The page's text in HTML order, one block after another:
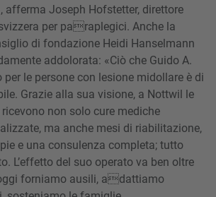
afferma Joseph Hofstetter, direttore
per paraplegici. Anche la
di fondazione Heidi Hanselmann
addolorata: «Ciò che Guido A.
le persone con lesione midollare è di
Grazie alla sua visione, a Nottwil le
non solo cure mediche
ma anche mesi di riabilitazione,
e una consulenza completa; tutto
L’effetto del suo operato va ben oltre
forniamo ausili, adattiamo